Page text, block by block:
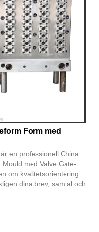
Form med
en professionell China
med Valve Gate-
om kvalitetsorientering
dina brev, samtal och